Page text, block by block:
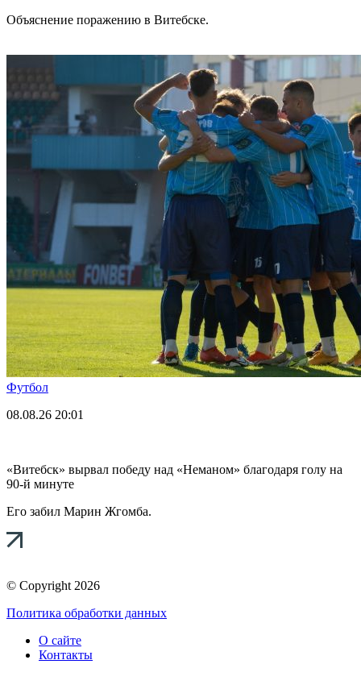
Объяснение поражению в Витебске.
Футбол
08.08.26 20:01
«Витебск» вырвал победу над «Неманом» благодаря голу на
90-й минуте
Его забил Марин Жгомба.
© Copyright 2026
Политика обработки данных
О сайте
Контакты